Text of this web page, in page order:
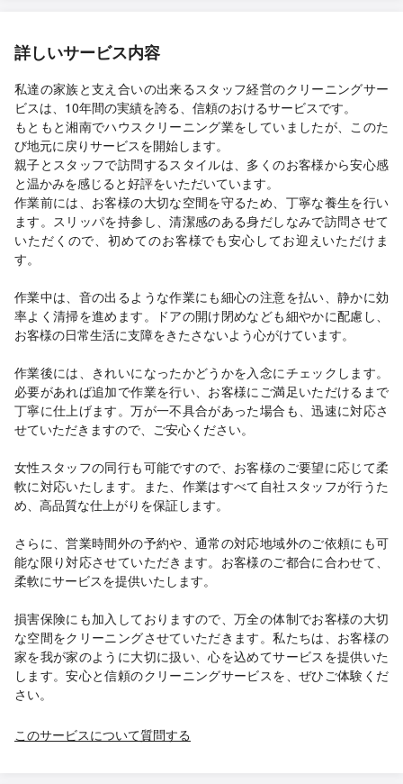
詳しいサービス内容
私達の家族と支え合いの出来るスタッフ経営のクリーニングサー
ビスは、10年間の実績を誇る、信頼のおけるサービスです。
もともと湘南でハウスクリーニング業をしていましたが、このた
び地元に戻りサービスを開始します。
親子とスタッフで訪問するスタイルは、多くのお客様から安心感
と温かみを感じると好評をいただいています。
作業前には、お客様の大切な空間を守るため、丁寧な養生を行い
ます。スリッパを持参し、清潔感のある身だしなみで訪問させて
いただくので、初めてのお客様でも安心してお迎えいただけま
す。
作業中は、音の出るような作業にも細心の注意を払い、静かに効
率よく清掃を進めます。ドアの開け閉めなども細やかに配慮し、
お客様の日常生活に支障をきたさないよう心がけています。
作業後には、きれいになったかどうかを入念にチェックします。
必要があれば追加で作業を行い、お客様にご満足いただけるまで
丁寧に仕上げます。万が一不具合があった場合も、迅速に対応さ
せていただきますので、ご安心ください。
女性スタッフの同行も可能ですので、お客様のご要望に応じて柔
軟に対応いたします。また、作業はすべて自社スタッフが行うた
め、高品質な仕上がりを保証します。
さらに、営業時間外の予約や、通常の対応地域外のご依頼にも可
能な限り対応させていただきます。お客様のご都合に合わせて、
柔軟にサービスを提供いたします。
損害保険にも加入しておりますので、万全の体制でお客様の大切
な空間をクリーニングさせていただきます。私たちは、お客様の
家を我が家のように大切に扱い、心を込めてサービスを提供いた
します。安心と信頼のクリーニングサービスを、ぜひご体験くだ
さい。
このサービスについて質問する